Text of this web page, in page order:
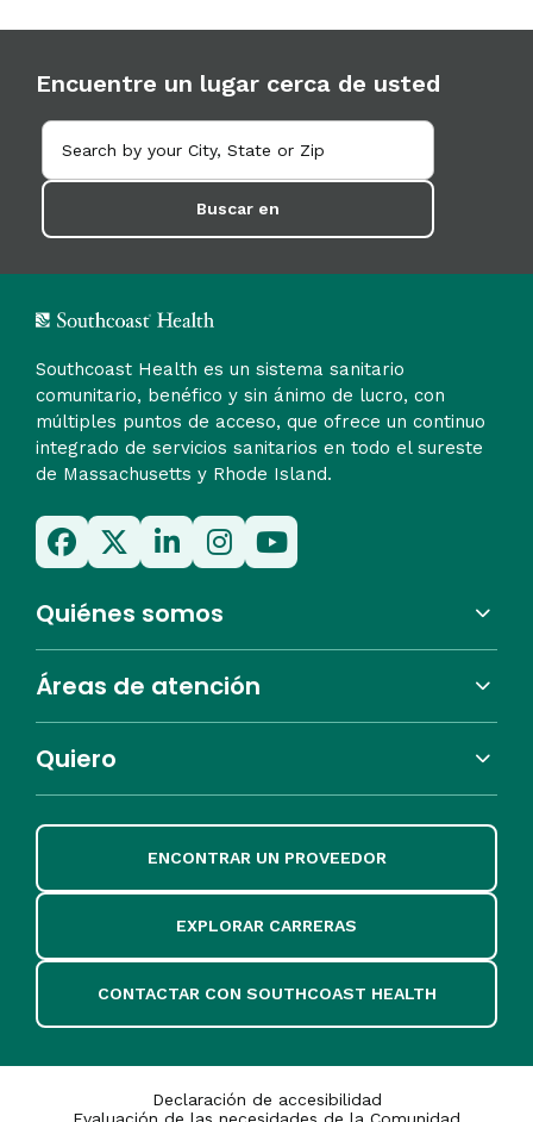
Encuentre un lugar cerca de usted
Buscar en
Southcoast Health es un sistema sanitario
comunitario, benéfico y sin ánimo de lucro, con
múltiples puntos de acceso, que ofrece un continuo
integrado de servicios sanitarios en todo el sureste
de Massachusetts y Rhode Island.
Quiénes somos
Áreas de atención
Quiero
ENCONTRAR UN PROVEEDOR
EXPLORAR CARRERAS
CONTACTAR CON SOUTHCOAST HEALTH
Declaración de accesibilidad
Evaluación de las necesidades de la Comunidad